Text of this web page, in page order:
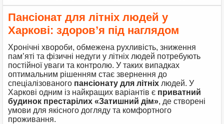
Пансіонат для літніх людей у
Харкові: здоров’я під наглядом
Хронічні хвороби, обмежена рухливість, зниження
пам’яті та фізичні недуги у літніх людей потребують
постійної уваги та контролю. У таких випадках
оптимальним рішенням стає звернення до
спеціалізованого пансіонату для літніх людей. У
Харкові одним із найкращих варіантів є приватний
будинок престарілих «Затишний дім», де створені
умови для якісного догляду та комфортного
проживання.